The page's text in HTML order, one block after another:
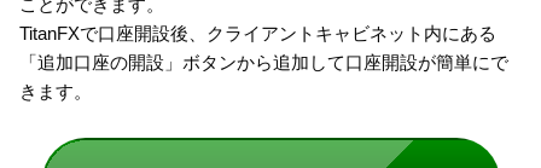
ことができます。
TitanFXで口座開設後、クライアントキャビネット内にある
「追加口座の開設」ボタンから追加して口座開設が簡単にで
きます。